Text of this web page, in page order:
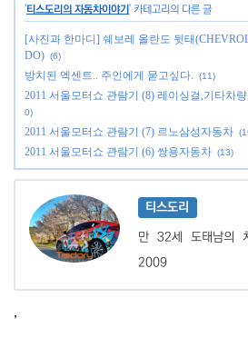
'티스도리의 자동차이야기 ' 카테고리의 다른 글
[사진과 한마디] 쉐보레 올란도 뒷태
DO) (6)
방치된 엑센트.. 주인에게 묻고싶다. (11)
2011 서울모터쇼 관람기 (8) 레이싱걸,기타차
0)
2011 서울모터쇼 관람기 (7) 르노삼성자동차
2011 서울모터쇼 관람기 (6) 쌍용자동차 (13)
티스도리
만 32세 도태남의
2009
,